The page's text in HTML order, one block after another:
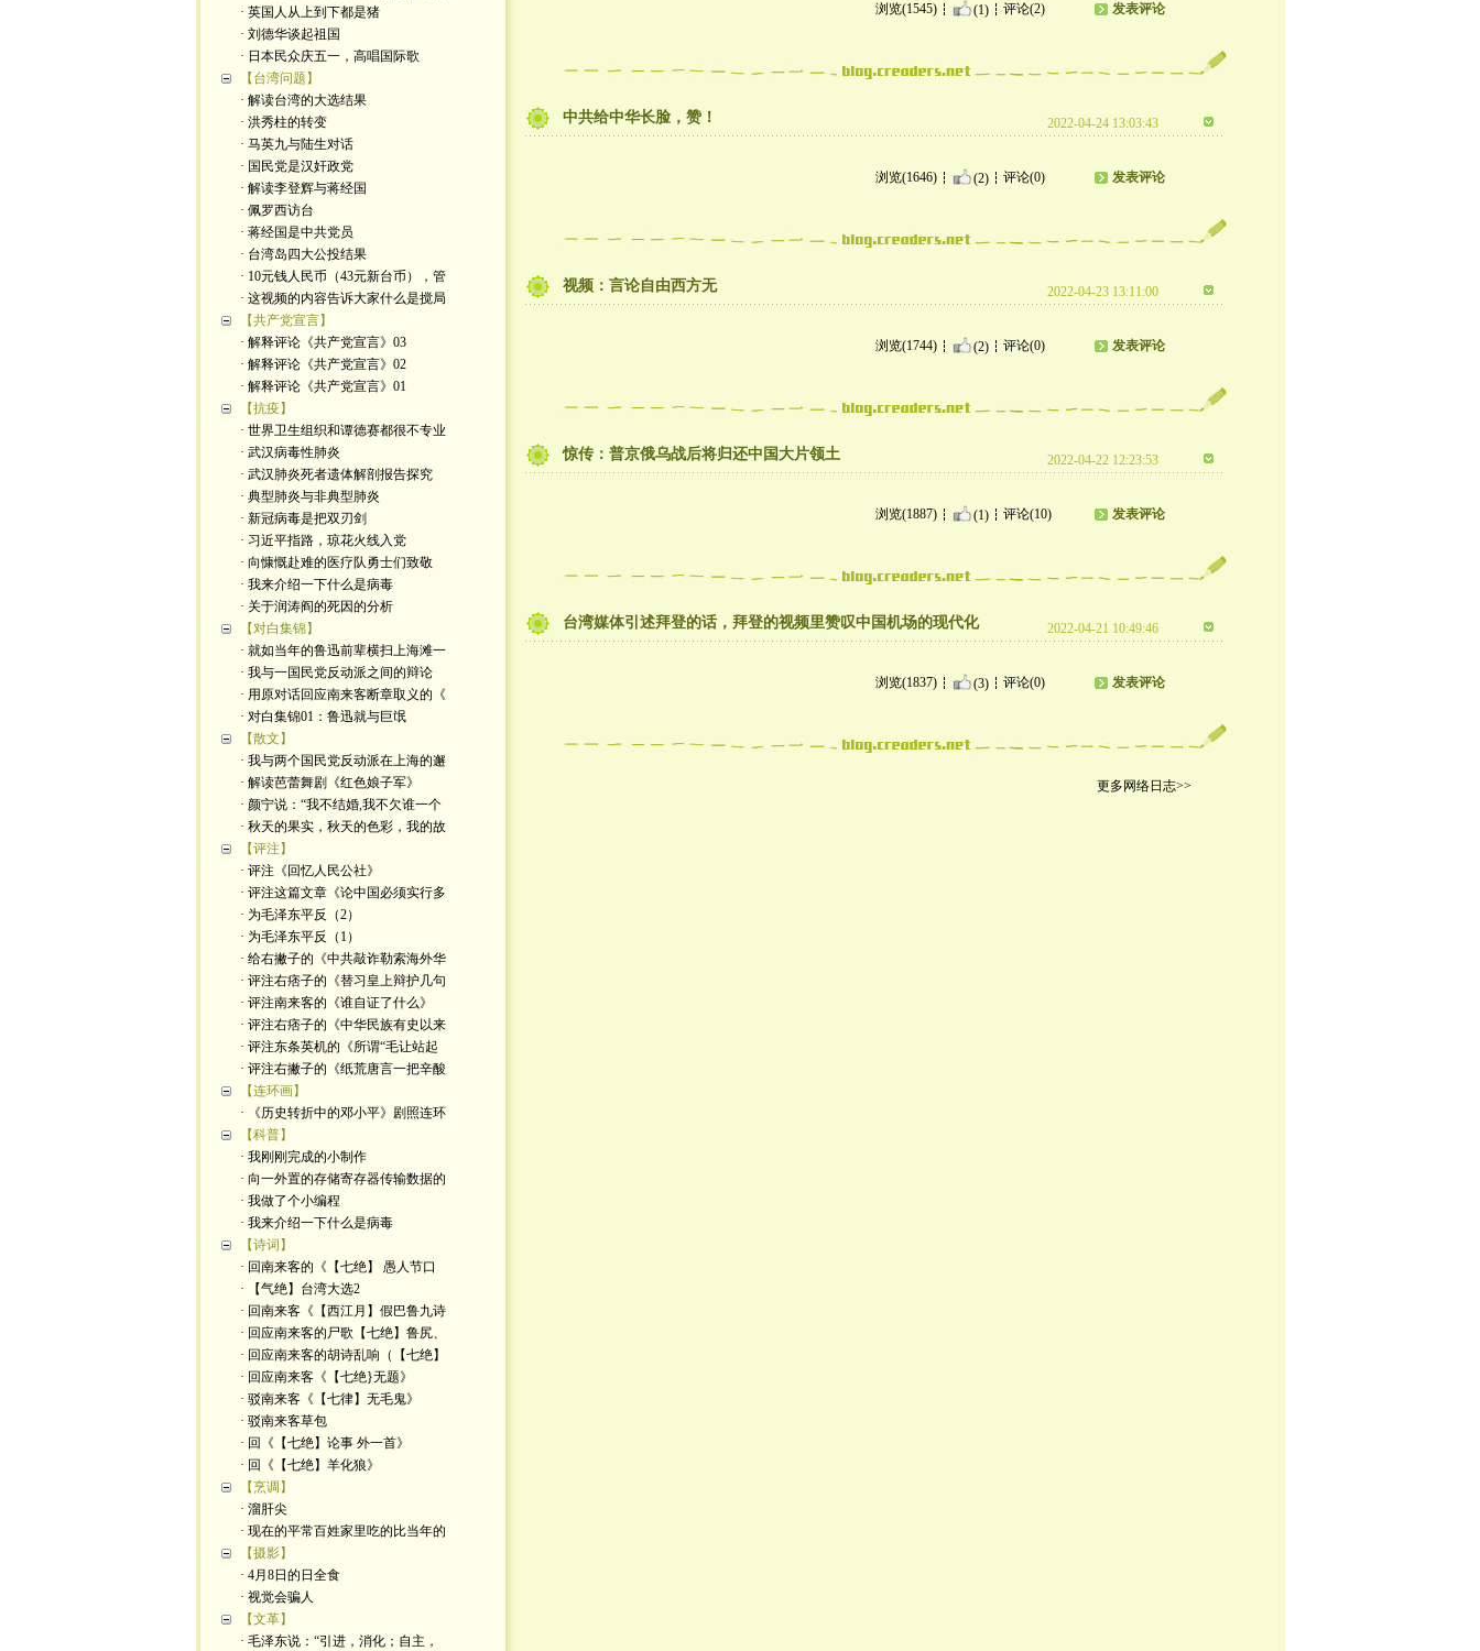
· 英国人从上到下都是猪
· 刘德华谈起祖国
· 日本民众庆五一，高唱国际歌
【台湾问题】
· 解读台湾的大选结果
· 洪秀柱的转变
· 马英九与陆生对话
· 国民党是汉奸政党
· 解读李登辉与蒋经国
· 佩罗西访台
· 蒋经国是中共党员
· 台湾岛四大公投结果
· 10元钱人民币（43元新台币），管
· 这视频的内容告诉大家什么是搅局
【共产党宣言】
· 解释评论《共产党宣言》03
· 解释评论《共产党宣言》02
· 解释评论《共产党宣言》01
【抗疫】
· 世界卫生组织和谭德赛都很不专业
· 武汉病毒性肺炎
· 武汉肺炎死者遗体解剖报告探究
· 典型肺炎与非典型肺炎
· 新冠病毒是把双刃剑
· 习近平指路，琼花火线入党
· 向慷慨赴难的医疗队勇士们致敬
· 我来介绍一下什么是病毒
· 关于润涛阎的死因的分析
【对白集锦】
· 就如当年的鲁迅前辈横扫上海滩一
· 我与一国民党反动派之间的辩论
· 用原对话回应南来客断章取义的《
· 对白集锦01：鲁迅就与巨氓
【散文】
· 我与两个国民党反动派在上海的邂
· 解读芭蕾舞剧《红色娘子军》
· 颜宁说：“我不结婚,我不欠谁一个
· 秋天的果实，秋天的色彩，我的故
【评注】
· 评注《回忆人民公社》
· 评注这篇文章《论中国必须实行多
· 为毛泽东平反（2）
· 为毛泽东平反（1）
· 给右撇子的《中共敲诈勒索海外华
· 评注右痞子的《替习皇上辩护几句
· 评注南来客的《谁自证了什么》
· 评注右痞子的《中华民族有史以来
· 评注东条英机的《所谓“毛让站起
· 评注右撇子的《纸荒唐言一把辛酸
【连环画】
· 《历史转折中的邓小平》剧照连环
【科普】
· 我刚刚完成的小制作
· 向一外置的存储寄存器传输数据的
· 我做了个小编程
· 我来介绍一下什么是病毒
【诗词】
· 回南来客的《【七绝】 愚人节口
· 【气绝】台湾大选2
· 回南来客《【西江月】假巴鲁九诗
· 回应南来客的尸歌【七绝】鲁尻、
· 回应南来客的胡诗乱响（【七绝】
· 回应南来客《【七绝}无题》
· 驳南来客《【七律】无毛鬼》
· 驳南来客草包
· 回《【七绝】论事 外一首》
· 回《【七绝】羊化狼》
【烹调】
· 溜肝尖
· 现在的平常百姓家里吃的比当年的
【摄影】
· 4月8日的日全食
· 视觉会骗人
【文革】
· 毛泽东说：“引进，消化；自主，
浏览(1545) (1) 评论(2) 发表评论
中共给中华长脸，赞！ 2022-04-24 13:03:43
浏览(1646) (2) 评论(0) 发表评论
视频：言论自由西方无 2022-04-23 13:11:00
浏览(1744) (2) 评论(0) 发表评论
惊传：普京俄乌战后将归还中国大片领土 2022-04-22 12:23:53
浏览(1887) (1) 评论(10) 发表评论
台湾媒体引述拜登的话，拜登的视频里赞叹中国机场的现代化 2022-04-21 10:49:46
浏览(1837) (3) 评论(0) 发表评论
更多网络日志>>